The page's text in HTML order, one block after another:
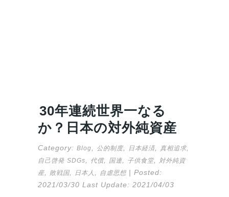
30年連続世界一なる
か？日本の対外純資産
Category: Blog 公的制度, 日本経済 真相追求,
自己啓発 SDGs 代償, 国連 子供食堂
対外純資
産
敗戦国 日本人 自虐思想 | Posted:
2021/03/30 Last Update: 2021/04/03